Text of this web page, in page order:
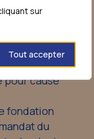
sur
Tout accepter
Conseil de
tenue en
:28
pour cause
fondation
du